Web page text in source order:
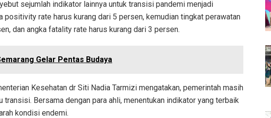
sejumlah indikator lainnya untuk transisi pandemi menjadi
positivity rate harus kurang dari 5 persen, kemudian tingkat perawatan
dan angka fatality rate harus kurang dari 3 persen.
Gelar Pentas Budaya
Kesehatan dr Siti Nadia Tarmizi mengatakan, pemerintah masih
Bersama dengan para ahli, menentukan indikator yang terbaik
kondisi endemi.